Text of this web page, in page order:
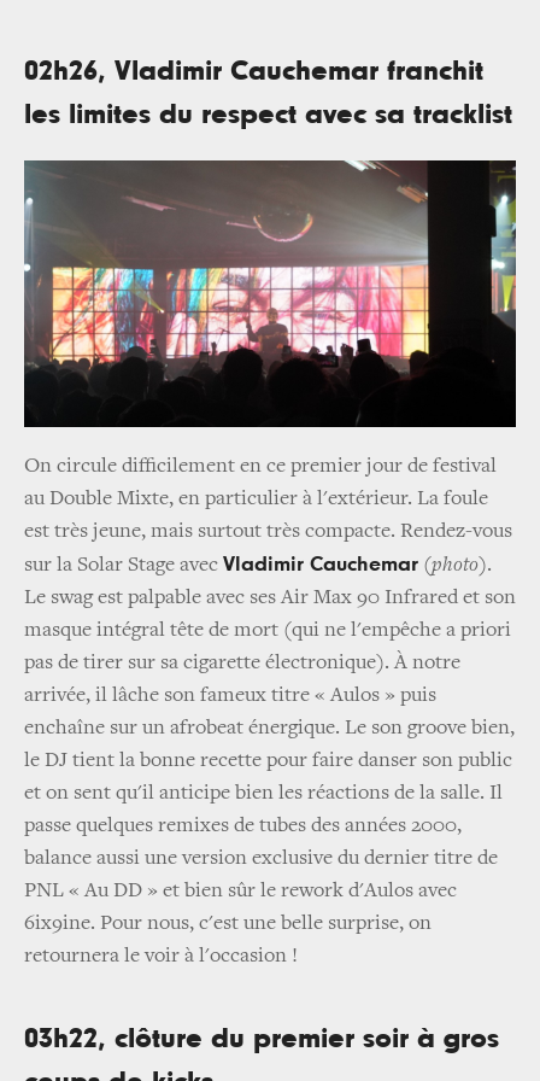
02h26, Vladimir Cauchemar franchit
les limites du respect avec sa tracklist
On circule difficilement en ce premier jour de festival
au Double Mixte, en particulier à l'extérieur. La foule
est très jeune, mais surtout très compacte. Rendez-vous
sur la Solar Stage avec Vladimir Cauchemar (photo).
Le swag est palpable avec ses Air Max 90 Infrared et son
masque intégral tête de mort (qui ne l'empêche a priori
pas de tirer sur sa cigarette électronique). À notre
arrivée, il lâche son fameux titre « Aulos » puis
enchaîne sur un afrobeat énergique. Le son groove bien,
le DJ tient la bonne recette pour faire danser son public
et on sent qu'il anticipe bien les réactions de la salle. Il
passe quelques remixes de tubes des années 2000,
balance aussi une version exclusive du dernier titre de
PNL « Au DD » et bien sûr le rework d'Aulos avec
6ix9ine. Pour nous, c'est une belle surprise, on
retournera le voir à l'occasion !
03h22, clôture du premier soir à gros